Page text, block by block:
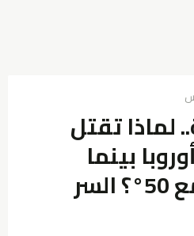
لماذا تقتل
في أوروبا بينما
نتعايش نحن مع 50°؟ السر